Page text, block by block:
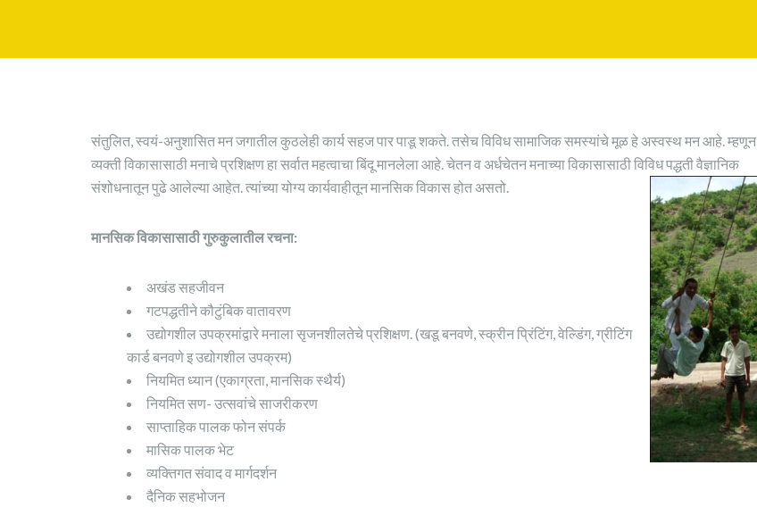
संतुलित, स्वयं-अनुशासित मन जगातील कुठलेही कार्य सहज पार पाडू शकते. तसेच विविध सामाजिक समस्यांचे मूळ हे अस्वस्थ मन आहे. म्हणून
व्यक्ती विकासासाठी मनाचे प्रशिक्षण हा सर्वात महत्वाचा बिंदू मानलेला आहे. चेतन व अर्धचेतन मनाच्या विकासासाठी विविध पद्धती वैज्ञानिक
संशोधनातून पुढे आलेल्या आहेत. त्यांच्या योग्य कार्यवाहीतून मानसिक विकास होत असतो.
मानसिक विकासासाठी गुरुकुलातील रचना:
अखंड सहजीवन
गटपद्धतीने कौटुंबिक वातावरण
उद्योगशील उपक्रमांद्वारे मनाला सृजनशीलतेचे प्रशिक्षण. (खडू बनवणे, स्क्रीन प्रिंटिंग, वेल्डिंग, ग्रीटिंग
कार्ड बनवणे इ उद्योगशील उपक्रम)
नियमित ध्यान (एकाग्रता, मानसिक स्थैर्य)
नियमित सण- उत्सवांचे साजरीकरण
साप्ताहिक पालक फोन संपर्क
मासिक पालक भेट
व्यक्तिगत संवाद व मार्गदर्शन
दैनिक सहभोजन